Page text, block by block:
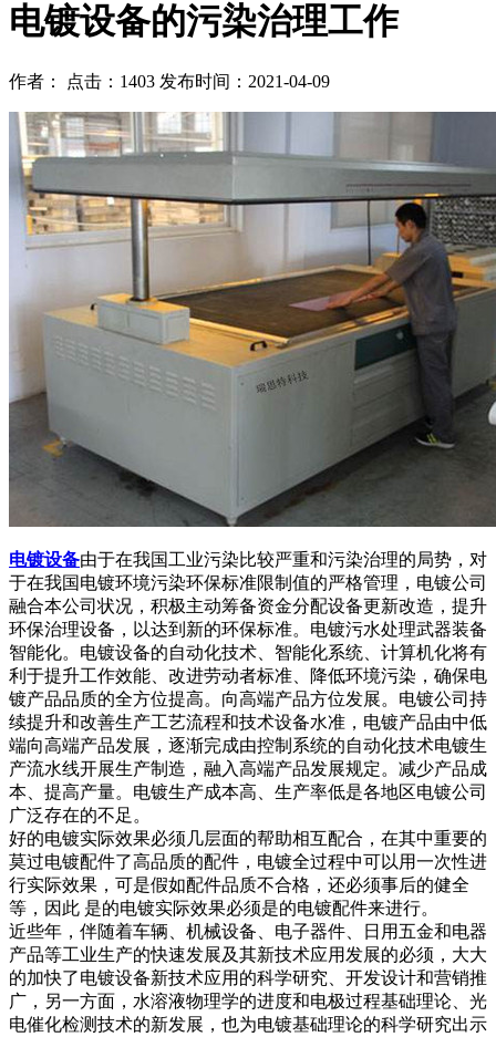
电镀设备的污染治理工作
作者： 点击：1403 发布时间：2021-04-09
电镀设备由于在我国工业污染比较严重和污染治理的局势，对
于在我国电镀环境污染环保标准限制值的严格管理，电镀公司
融合本公司状况，积极主动筹备资金分配设备更新改造，提升
环保治理设备，以达到新的环保标准。电镀污水处理武器装备
智能化。电镀设备的自动化技术、智能化系统、计算机化将有
利于提升工作效能、改进劳动者标准、降低环境污染，确保电
镀产品品质的全方位提高。向高端产品方位发展。电镀公司持
续提升和改善生产工艺流程和技术设备水准，电镀产品由中低
端向高端产品发展，逐渐完成由控制系统的自动化技术电镀生
产流水线开展生产制造，融入高端产品发展规定。减少产品成
本、提高产量。电镀生产成本高、生产率低是各地区电镀公司
广泛存在的不足。
好的电镀实际效果必须几层面的帮助相互配合，在其中重要的
莫过电镀配件了高品质的配件，电镀全过程中可以用一次性进
行实际效果，可是假如配件品质不合格，还必须事后的健全
等，因此 是的电镀实际效果必须是的电镀配件来进行。
近些年，伴随着车辆、机械设备、电子器件、日用五金和电器
产品等工业生产的快速发展及其新技术应用发展的必须，大大
的加快了电镀设备新技术应用的科学研究、开发设计和营销推
广，另一方面，水溶液物理学的进度和电极过程基础理论、光
电催化检测技术的新发展，也为电镀基础理论的科学研究出示